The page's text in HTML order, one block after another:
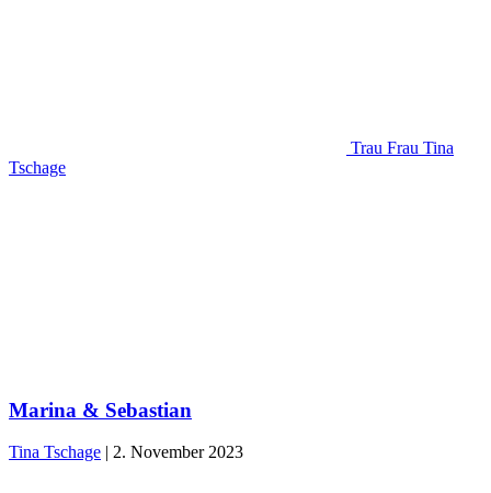
Trau Frau Tina
Tschage
Marina & Sebastian
Tina Tschage | 2. November 2023